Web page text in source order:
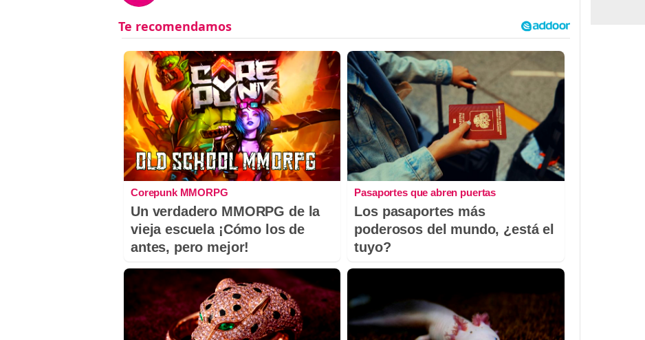
Corepunk MMORPG
Un verdadero MMORPG de la
vieja escuela ¡Cómo los de
antes, pero mejor!
Pasaportes que abren puertas
Los pasaportes más
poderosos del mundo, ¿está el
tuyo?